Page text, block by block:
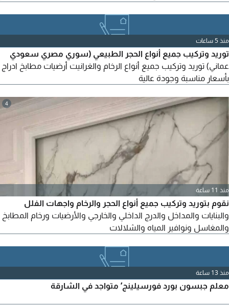
منذ 5 ساعات
توريد وتركيب جميع أنواع الحجر الطبيعي (سوري مصري سعودي
عماني) توريد وتركيب جميع أنواع الرخام والغرانيت أرضيات مطابخ ادراج
بأسعار مناسبة وجودة عالية
4
منذ 11 ساعة
نقوم بتوريد وتركيب جميع أنواع الحجر والرخام واجهات الفلل
والبنايات والمداخل والدرج الداخلي والخارجي والأرضيات ورخام المطابخ
والمغاسل ونوافير المياه والشلالات
منذ 13 ساعة
معلم جبسون بورد فورسيلينج’ متواجد في الشارقة